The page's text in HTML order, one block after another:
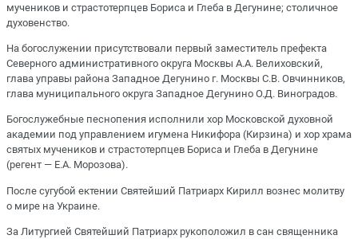
мучеников и страстотерпцев Бориса и Глеба в Дегунине; столичное
духовенство.
На богослужении присутствовали первый заместитель префекта
Северного административного округа Москвы А.А. Велиховский,
глава управы района Западное Дегунино г. Москвы С.В. Овчинников,
глава муниципального округа Западное Дегунино О.Д. Виноградов.
Богослужебные песнопения исполнили хор Московской духовной
академии под управлением игумена Никифора (Кирзина) и хор храма
святых мучеников и страстотерпцев Бориса и Глеба в Дегунине
(регент — Е.А. Морозова).
После сугубой ектении Святейший Патриарх Кирилл вознес молитву
о мире на Украине.
За Литургией Святейший Патриарх рукоположил в сан священника